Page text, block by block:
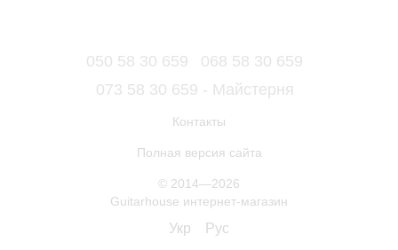
050 58 30 659
068 58 30 659
073 58 30 659 - Майстерня
Контакты
Полная версия сайта
© 2014—2026
Guitarhouse интернет-магазин
Укр Рус